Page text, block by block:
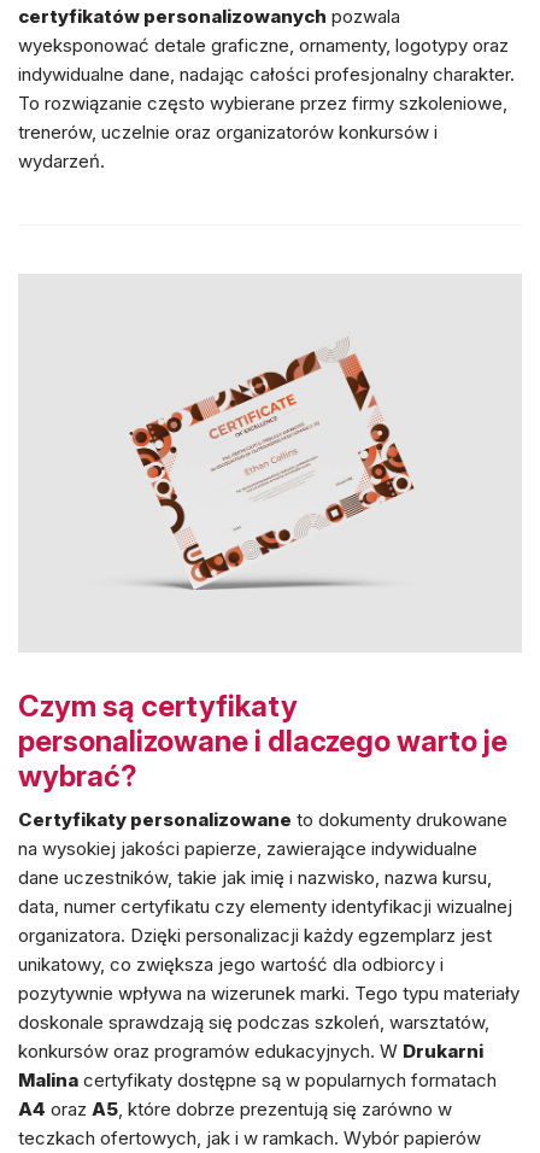
certyfikatów personalizowanych pozwala
wyeksponować detale graficzne, ornamenty, logotypy oraz
indywidualne dane, nadając całości profesjonalny charakter.
To rozwiązanie często wybierane przez firmy szkoleniowe,
trenerów, uczelnie oraz organizatorów konkursów i
wydarzeń.
Czym są certyfikaty
personalizowane i dlaczego warto je
wybrać?
Certyfikaty personalizowane to dokumenty drukowane
na wysokiej jakości papierze, zawierające indywidualne
dane uczestników, takie jak imię i nazwisko, nazwa kursu,
data, numer certyfikatu czy elementy identyfikacji wizualnej
organizatora. Dzięki personalizacji każdy egzemplarz jest
unikatowy, co zwiększa jego wartość dla odbiorcy i
pozytywnie wpływa na wizerunek marki. Tego typu materiały
doskonale sprawdzają się podczas szkoleń, warsztatów,
konkursów oraz programów edukacyjnych. W Drukarni
Malina certyfikaty dostępne są w popularnych formatach
A4 oraz A5, które dobrze prezentują się zarówno w
teczkach ofertowych, jak i w ramkach. Wybór papierów